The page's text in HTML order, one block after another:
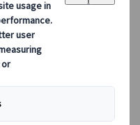
que debes probar
japonesa que